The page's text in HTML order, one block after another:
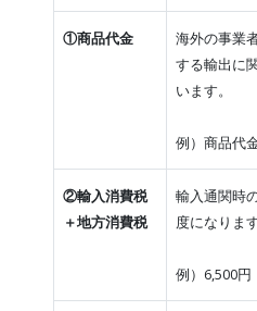
①商品代金
海外の事業
する輸出に
います。
例）商品代
②輸入消費税
＋地方消費税
輸入通関時
度になります
例）6,500円